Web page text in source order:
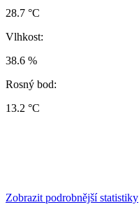
28.7 °C
Vlhkost:
38.6 %
Rosný bod:
13.2 °C
Zobrazit podrobnější statistiky